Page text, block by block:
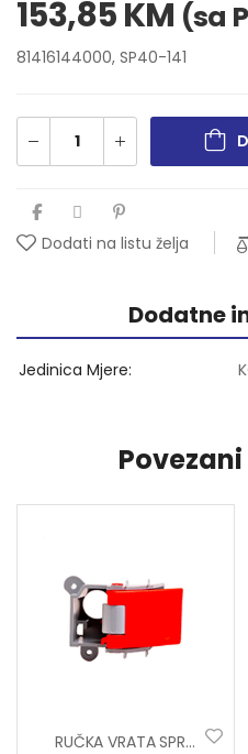
153,85KM (sa
81416144000, SP40-141
Dodati na listu želja
Dodatne
Jedinica Mjere
RUČKA VRATA SPRINTER UNUT LIJ.